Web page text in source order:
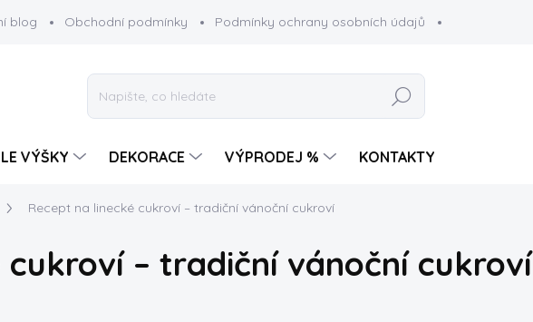
blog Obchodní podmínky Podmínky ochrany osobních údajů
Hledat
VÝŠKY DEKORACE VÝPRODEJ % KONTAKTY
Recept na linecké cukroví – tradiční vánoční cukroví
cukroví – tradiční vánoční cukroví